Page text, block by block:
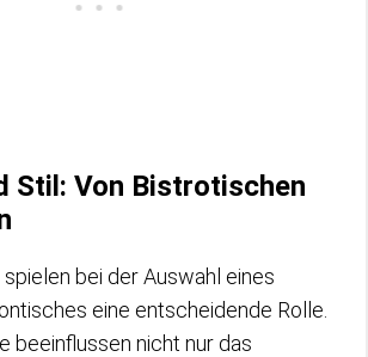
Stil: Von Bistrotischen
bei der Auswahl eines
eine entscheidende Rolle.
beeinflussen nicht nur das